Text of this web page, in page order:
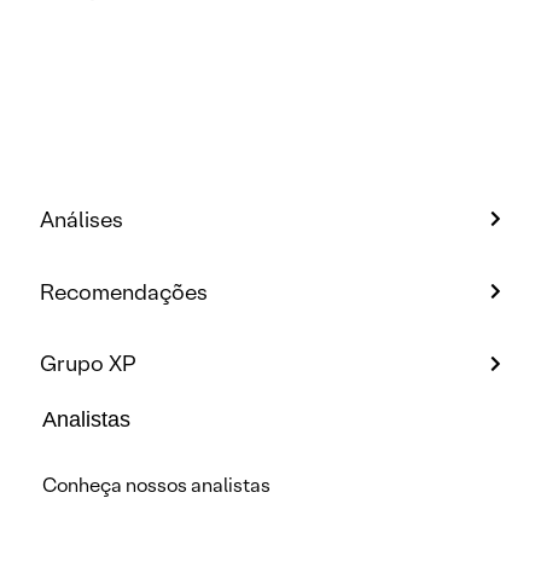
Análises
Recomendações
Grupo XP
Analistas
Conheça nossos analistas